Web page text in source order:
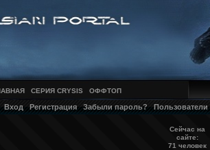
СЕРИЯ CRYSIS ОФФТОП
Вход Регистрация Забыли пароль? Пользователи
Сейчас на
сайте:
71 человек